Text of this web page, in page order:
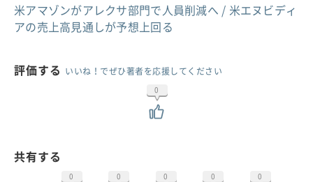
米アマゾンがアレクサ部門で人員削減へ / 米エヌビディ
アの売上高見通しが予想上回る
評価する いいね！でぜひ著者を応援してください
0
共有する
0 0 0 0 0